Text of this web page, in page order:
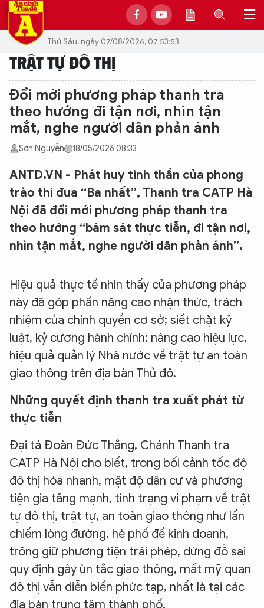
Thứ Sáu, ngày 07/08/2026, 07:53:53
TRẬT TỰ ĐÔ THỊ
Đổi mới phương pháp thanh tra
theo hướng đi tận nơi, nhìn tận
mắt, nghe người dân phản ánh
Sơn Nguyễn 18/05/2026 08:33
ANTD.VN - Phát huy tinh thần của phong
trào thi đua “Ba nhất”, Thanh tra CATP Hà
Nội đã đổi mới phương pháp thanh tra
theo hướng “bám sát thực tiễn, đi tận nơi,
nhìn tận mắt, nghe người dân phản ánh”.
Hiệu quả thực tế nhìn thấy của phương pháp
này đã góp phần nâng cao nhận thức, trách
nhiệm của chính quyền cơ sở; siết chặt kỷ
luật, kỷ cương hành chính; nâng cao hiệu lực,
hiệu quả quản lý Nhà nước về trật tự an toàn
giao thông trên địa bàn Thủ đô.
Những quyết định thanh tra xuất phát từ
thực tiễn
Đại tá Đoàn Đức Thắng, Chánh Thanh tra
CATP Hà Nội cho biết, trong bối cảnh tốc độ
đô thị hóa nhanh, mật độ dân cư và phương
tiện gia tăng mạnh, tình trạng vi phạm về trật
tự đô thị, trật tự, an toàn giao thông như lấn
chiếm lòng đường, hè phố để kinh doanh,
trông giữ phương tiện trái phép, dừng đỗ sai
quy định gây ùn tắc giao thông, mất mỹ quan
đô thị vẫn diễn biến phức tạp, nhất là tại các
địa bàn trung tâm thành phố.